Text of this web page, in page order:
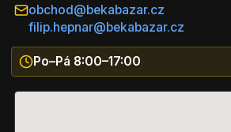
obchod@bekabazar.cz
filip.hepnar@bekabazar.cz
Po–Pá 8:00–17:00